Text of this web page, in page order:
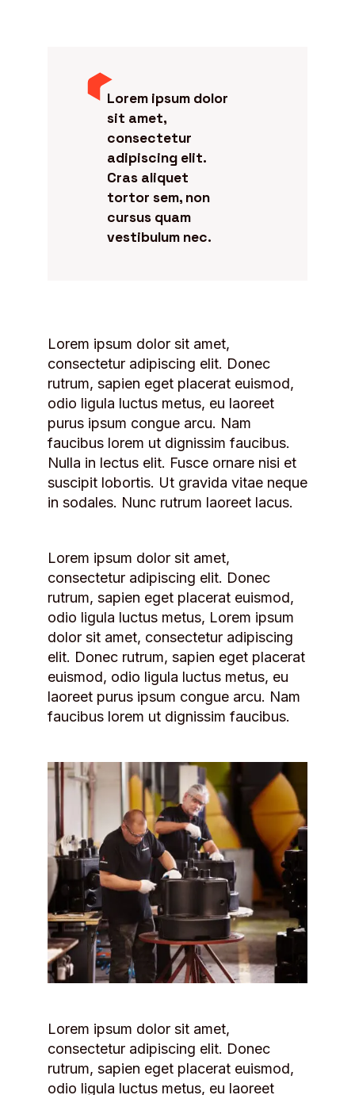
Lorem ipsum dolor
sit amet,
consectetur
adipiscing elit.
Cras aliquet
tortor sem, non
cursus quam
vestibulum nec.
Lorem ipsum dolor sit amet,
consectetur adipiscing elit. Donec
rutrum, sapien eget placerat euismod,
odio ligula luctus metus, eu laoreet
purus ipsum congue arcu. Nam
faucibus lorem ut dignissim faucibus.
Nulla in lectus elit. Fusce ornare nisi et
suscipit lobortis. Ut gravida vitae neque
in sodales. Nunc rutrum laoreet lacus.
Lorem ipsum dolor sit amet,
consectetur adipiscing elit. Donec
rutrum, sapien eget placerat euismod,
odio ligula luctus metus, Lorem ipsum
dolor sit amet, consectetur adipiscing
elit. Donec rutrum, sapien eget placerat
euismod, odio ligula luctus metus, eu
laoreet purus ipsum congue arcu. Nam
faucibus lorem ut dignissim faucibus.
Lorem ipsum dolor sit amet,
consectetur adipiscing elit. Donec
rutrum, sapien eget placerat euismod,
odio ligula luctus metus, eu laoreet